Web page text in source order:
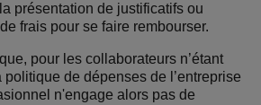
présentation de justificatifs ou
frais pour se faire rembourser.
pour les collaborateurs n’étant
de dépenses de l’entreprise
n'engage alors pas de